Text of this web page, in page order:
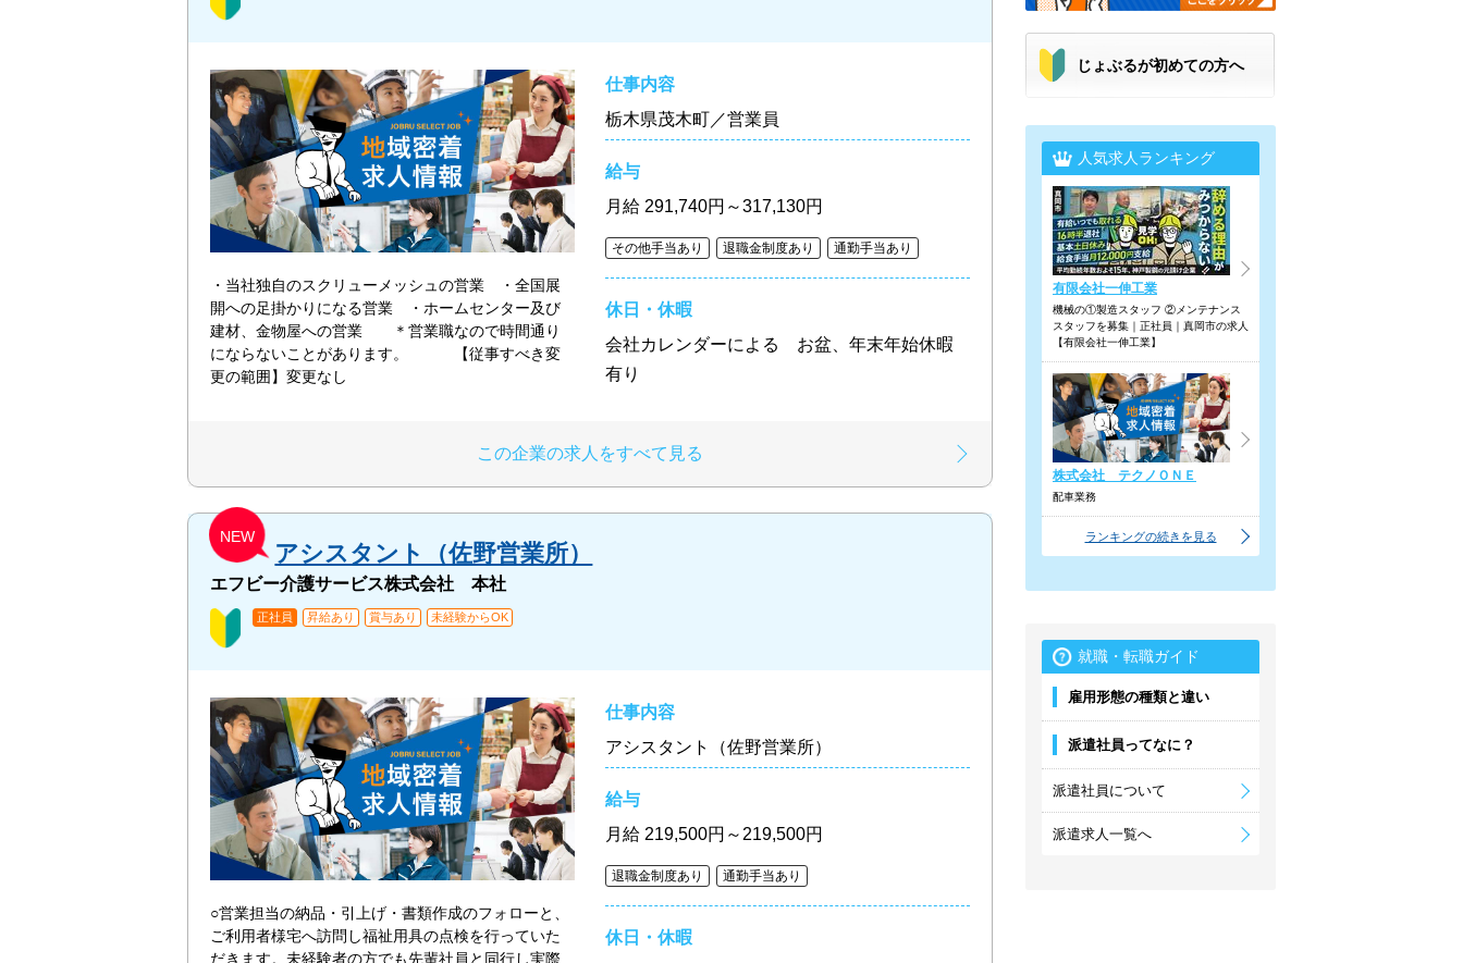
・当社独自のスクリューメッシュの営業 ・全国展
開への足掛かりになる営業 ・ホームセンター及び
建材、金物屋への営業 ＊営業職なので時間通り
にならないことがあります。 【従事すべき変
更の範囲】変更なし
仕事内容
栃木県茂木町／営業員
給与
月給 291,740円～317,130円
その他手当あり 退職金制度あり 通勤手当あり
休日・休暇
会社カレンダーによる お盆、年末年始休暇
有り
この企業の求人をすべて見る
NEW
アシスタント（佐野営業所）
エフビー介護サービス株式会社 本社
正社員 昇給あり 賞与あり 未経験からOK
○営業担当の納品・引上げ・書類作成のフォローと、
ご利用者様宅へ訪問し福祉用具の点検を行っていた
だきます。未経験者の方でも先輩社員と同行し実際
仕事内容
アシスタント（佐野営業所）
給与
月給 219,500円～219,500円
退職金制度あり 通勤手当あり
休日・休暇
じょぶるが初めての方へ
人気求人ランキング
有限会社一伸工業
機械の①製造スタッフ ②メンテナンス
スタッフを募集｜正社員｜真岡市の求人
【有限会社一伸工業】
株式会社 テクノＯＮＥ
配車業務
ランキングの続きを見る
就職・転職ガイド
雇用形態の種類と違い
派遣社員ってなに？
派遣社員について
派遣求人一覧へ